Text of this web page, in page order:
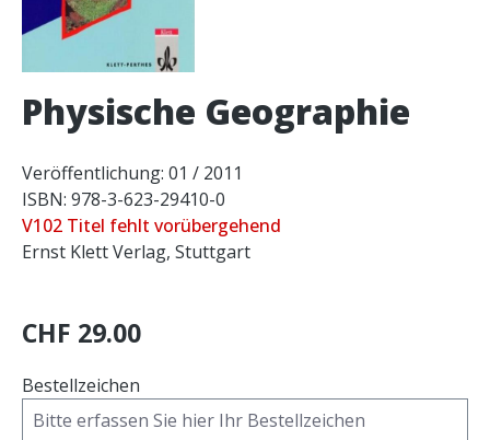
Physische Geographie
Veröffentlichung: 01 / 2011
ISBN: 978-3-623-29410-0
V102 Titel fehlt vorübergehend
Ernst Klett Verlag, Stuttgart
CHF 29.00
Bestellzeichen